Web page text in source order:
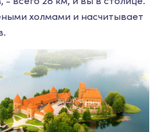
холмами и насчитывает